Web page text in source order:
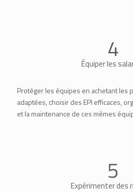
4
Équiper les
Protéger les équipes en achetant les
adaptées, choisir des EPI efficaces,
et la maintenance de ces mêmes
5
Expérimenter des